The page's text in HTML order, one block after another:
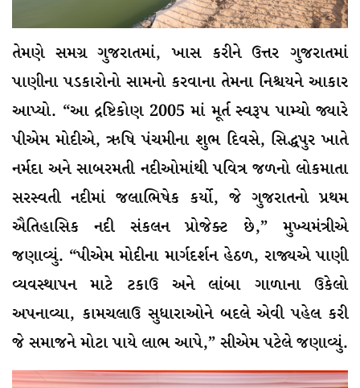
તેમણે સમગ્ર ગુજરાતમાં, ખાસ કરીને ઉત્તર ગુજરાતમાં
પાણીના પડકારોનો સામનો કરવાના તેમના નિશ્ચયને આકાર
આપ્યો. “આ દ્રષ્ટિકોણ 2005 માં મૂર્ત સ્વરૂપ પામ્યો જ્યારે
પીએમ મોદીએ, ઋષિ પંચમીના શુભ દિવસે, સિદ્ધપુર ખાતે
નર્મદા અને સાબરમતી નદીઓમાંથી પવિત્ર જળનો લોકમાતા
સરસ્વતી નદીમાં જલાભિષેક કર્યો, જે ગુજરાતનો પ્રથમ
ઐતિહાસિક નદી સંકલન પ્રોજેક્ટ છે,” મુખ્યમંત્રીએ
જણાવ્યું. “પીએમ મોદીના માર્ગદર્શન હેઠળ, રાજ્યએ પાણી
વ્યવસ્થાપન માટે ટકાઉ અને લાંબા ગાળાના ઉકેલો
અપનાવ્યા, કામચલાઉ સુધારાઓને બદલે એવી પહેલ કરી
જે સમાજને મોટા પાયે લાભ આપે,” સીએમ પટેલે જણાવ્યું.